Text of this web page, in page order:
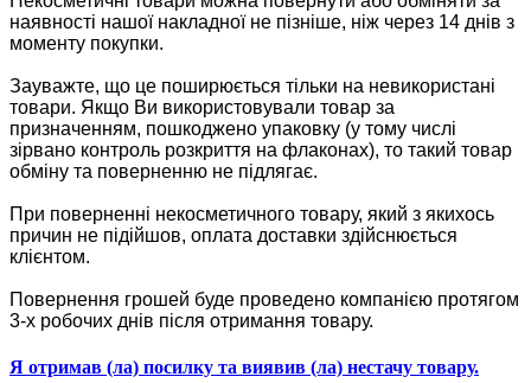
наявності нашої накладної не пізніше, ніж через 14 днів з
моменту покупки.
Зауважте, що це поширюється тільки на невикористані
товари. Якщо Ви використовували товар за
призначенням, пошкоджено упаковку (у тому числі
зірвано контроль розкриття на флаконах), то такий товар
обміну та поверненню не підлягає.
При поверненні некосметичного товару, який з якихось
причин не підійшов, оплата доставки здійснюється
клієнтом.
Повернення грошей буде проведено компанією протягом
3-х робочих днів після отримання товару.
Я отримав (ла) посилку та виявив (ла) нестачу товару.